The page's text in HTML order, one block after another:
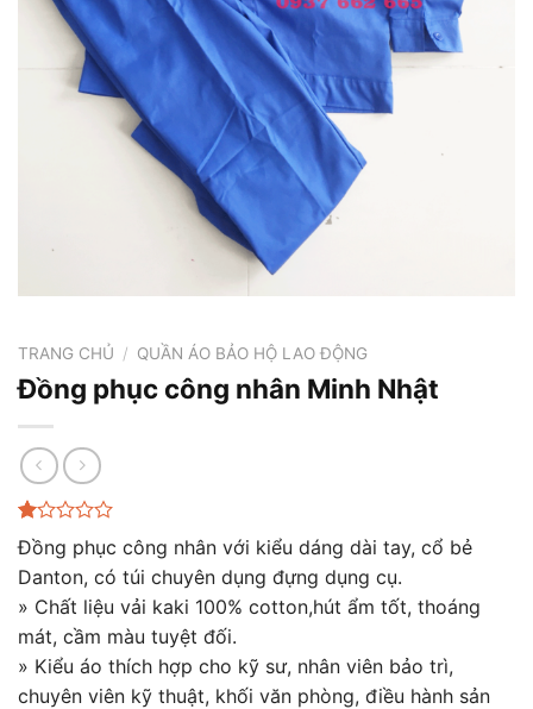
TRANG CHỦ / QUẦN ÁO BẢO HỘ LAO ĐỘNG
Đồng phục công nhân Minh Nhật
1.00
trên
5
trên
1
đánh
Đồng phục công nhân với kiểu dáng dài tay, cổ bẻ
Danton, có túi chuyên dụng đựng dụng cụ.
» Chất liệu vải kaki 100% cotton,hút ẩm tốt, thoáng
mát, cầm màu tuyệt đối.
» Kiểu áo thích hợp cho kỹ sư, nhân viên bảo trì,
chuyên viên kỹ thuật, khối văn phòng, điều hành sản